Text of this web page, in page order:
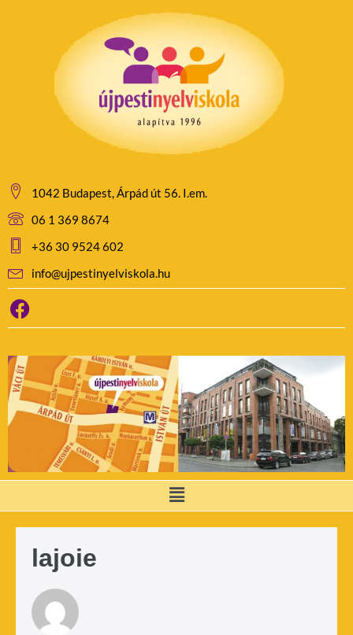
1042 Budapest, Árpád út 56. I.em.
06 1 369 8674
+36 30 9524 602
info@ujpestinyelviskola.hu
lajoie